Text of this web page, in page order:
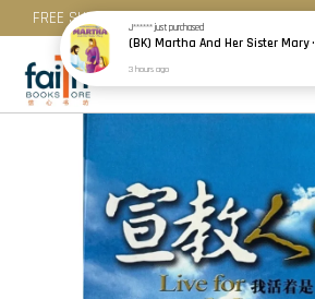
FREE SHIPPING for purchase above RM
J******just purchased
3 hours ago